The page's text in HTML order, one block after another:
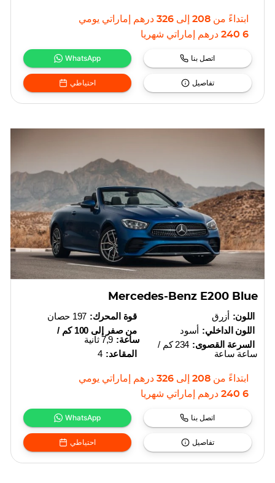
ابتداءً من 208 إلى 326 درهم إماراتي يومي
6 240
درهم إماراتي شهريا
WhatsApp اتصل بنا
احتياطي تفاصيل
Mercedes-Benz E200 Blue
قوة المحرك: 197 حصان
من صفر إلى 100 كم /
ساعة: 7,9 ثانية
المقاعد: 4
اللون: أزرق
اللون الداخلي: أسود
السرعة القصوى:
234 كم /
ساعة ساعة
ابتداءً من 208 إلى 326 درهم إماراتي يومي
6 240
درهم إماراتي شهريا
WhatsApp اتصل بنا
احتياطي تفاصيل